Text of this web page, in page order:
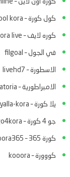
كول كورة – cool kora
كوره لايف – koora live
في الجول – filgoal
الاسطورة – livehd7
الامبراطورية – embratoria
يلا كورة – yalla-kora
جو 4 كورة – go4kora
كورة 365 – kooora365
كووورة – kooora